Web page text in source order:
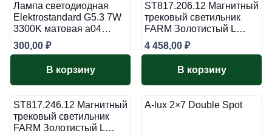
Лампа светодиодная
Elektrostandard G5.3 7W
3300K матовая a04…
300,00 ₽
В корзину
ST817.206.12 Магнитный
трековый светильник
FARM Золотистый L…
4 458,00 ₽
В корзину
ST817.246.12 Магнитный
трековый светильник
FARM Золотистый L…
A-lux 2×7 Double Spot